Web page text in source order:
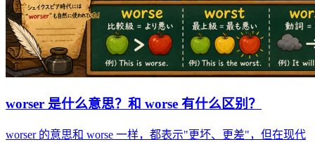
worser 是什么意思？和 worse 有什么区别？
worser 的意思和 worse 一样，都表示"更坏、更差"，但在现代